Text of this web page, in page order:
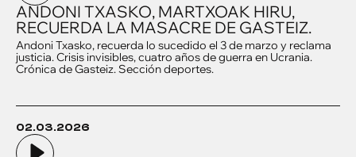
ANDONI TXASKO, MARTXOAK HIRU,
RECUERDA LA MASACRE DE GASTEIZ.
Andoni Txasko, recuerda lo sucedido el 3 de marzo y reclama
justicia. Crisis invisibles, cuatro años de guerra en Ucrania.
Crónica de Gasteiz. Sección deportes.
02.03.2026